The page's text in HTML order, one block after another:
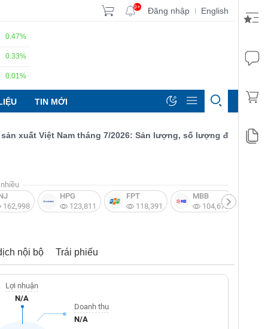
9+ Đăng nhập | English
0.47%
0.33%
0.01%
TIN MỚI
Việt Nam tháng 7/2026: Sản lượng, số lượng đơn đặt hàng
162,998
HPG
123,811
FPT
118,391
MBB
104,672
nội bộ Trái phiếu
Lợi nhuận
N/A
Doanh thu
N/A